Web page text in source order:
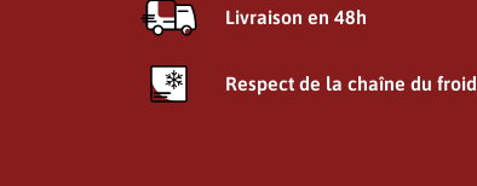
Livraison en 48h
Respect de la chaîne du froid